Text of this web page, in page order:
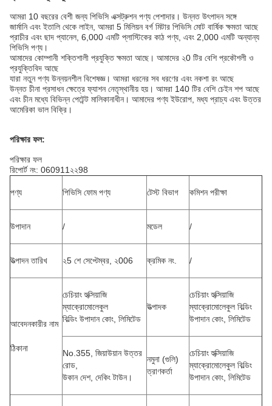
আমরা 10 বছরের বেশী জন্য পিভিসি এক্সট্রুশন পণ্য পেশাদার। উন্নত উৎপাদন সঙ্গে
জার্মানি এবং ইতালি থেকে লাইন, আমরা 5 মিলিয়ন বর্গ মিটার পিভিসি মোট বার্ষিক ক্ষমতা আছে
প্রাচীর এবং ছাদ প্যানেল, 6,000 এমটি প্লাস্টিকের কাঠ পণ্য, এবং 2,000 এমটি অন্যান্য
পিভিসি পণ্য।
আমাদের কোম্পানী শক্তিশালী প্রযুক্তি ক্ষমতা আছে। আমাদের ২0 টির বেশি প্রকৌশলী ও
প্রযুক্তিবিদ আছে
যারা নতুন পণ্য উন্নয়নশীল বিশেষজ্ঞ। আমরা ধরনের সব ধরণের এবং নকশা রং আছে
উন্নত চীনা প্রসাধন ক্ষেত্রে ফ্যাশন নেতৃস্থানীয় হয়। আমরা 140 টির বেশি চেইন শপ আছে
এবং চীন মধ্যে বিভিন্ন পেটেন্ট মালিকানাধীন। আমাদের পণ্য ইউরোপ, মধ্য প্রাচ্য এবং উত্তর
আমেরিকা ভাল বিক্রি।
পরিক্ষার ফল:
পরিক্ষার ফল
রিপোর্ট নং: 060911২২98
পণ্য পিভিসি ফোম পণ্য টেস্ট বিভাগ কমিশন পরীক্ষা
উপাদান / মডেল /
উত্পাদন তারিখ ২5 শে সেপ্টেম্বর, ২006 ক্রমিক নং. /
আবেদনকারীর নাম
ঠিকানা
চেচিয়াং হুক্সিয়াজি
ম্যাক্রোমোলেকুল
বিল্ডিং উপাদান কোং, লিমিটেড
উত্পাদক
চেচিয়াং হুক্সিয়াজি
ম্যাক্রোমোলেকুল বিল্ডিং
উপাদান কোং, লিমিটেড
No.355, জিয়াউয়ান উত্তর
রোড,
উকান দেশ, দেকিং টাউন।
নমুনা (গুলি)
ত্রাণকর্তা
চেচিয়াং হুক্সিয়াজি
ম্যাক্রোমোলেকুল বিল্ডিং
উপাদান কোং, লিমিটেড